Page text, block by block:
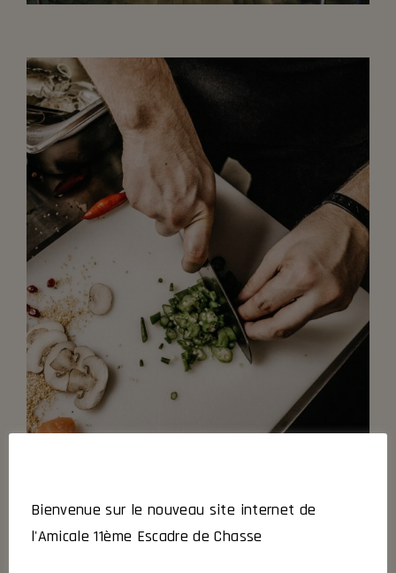
Bienvenue sur le nouveau site internet de
l'Amicale 11ème Escadre de Chasse